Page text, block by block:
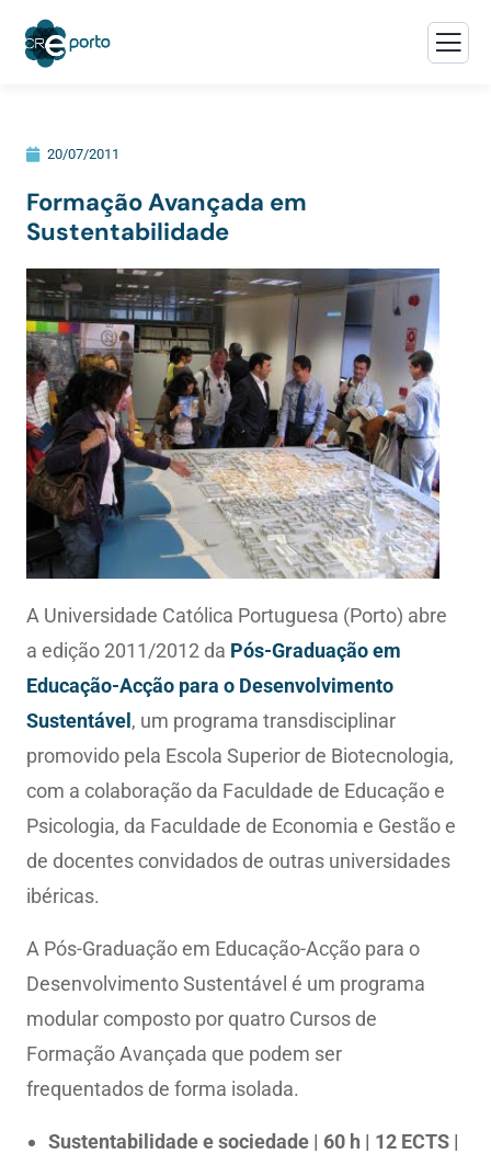
20/07/2011
Formação Avançada em
Sustentabilidade
A Universidade Católica Portuguesa (Porto) abre
a edição 2011/2012 da Pós-Graduação em
Educação-Acção para o Desenvolvimento
Sustentável , um programa transdisciplinar
promovido pela Escola Superior de Biotecnologia,
com a colaboração da Faculdade de Educação e
Psicologia, da Faculdade de Economia e Gestão e
de docentes convidados de outras universidades
ibéricas.
A Pós-Graduação em Educação-Acção para o
Desenvolvimento Sustentável é um programa
modular composto por quatro Cursos de
Formação Avançada que podem ser
frequentados de forma isolada.
Sustentabilidade e sociedade | 60 h | 12 ECTS |